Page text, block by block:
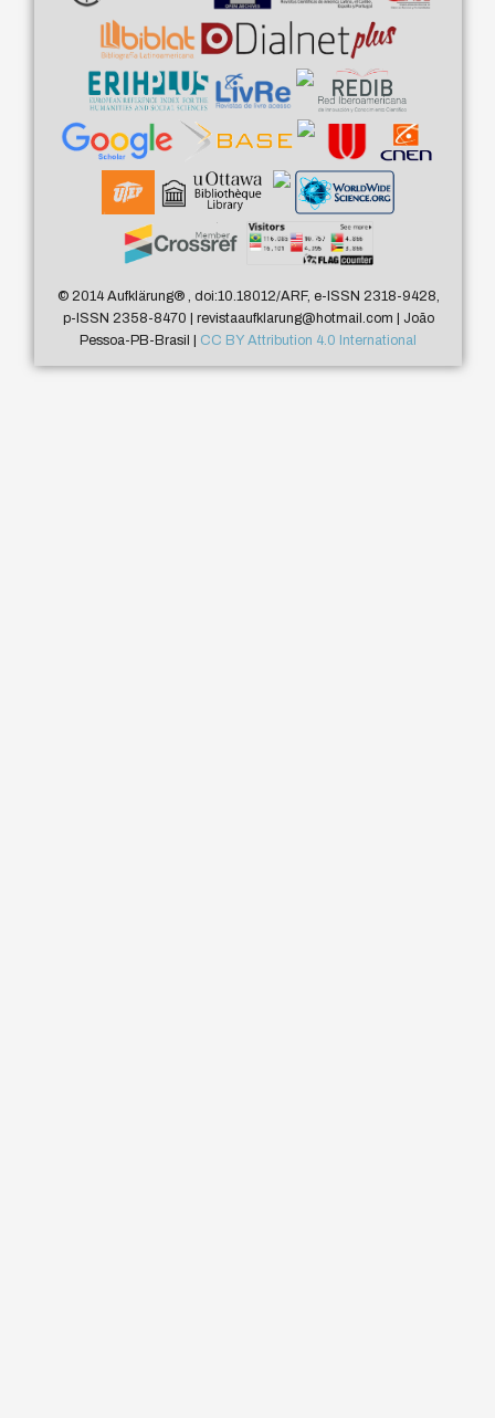
© 2014 Aufklärung®, doi:10.18012/ARF, e-ISSN 2318-9428,
p-ISSN 2358-8470 | revistaaufklarung@hotmail.com | João
Pessoa-PB-Brasil | CC BY Attribution 4.0 International